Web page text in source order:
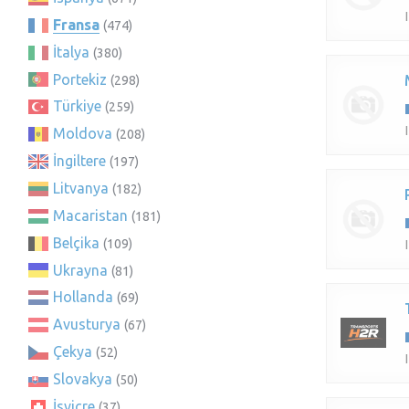
Fransa (474)
İtalya (380)
Portekiz (298)
Türkiye (259)
Moldova (208)
İngiltere (197)
Litvanya (182)
Macaristan (181)
Belçika (109)
Ukrayna (81)
Hollanda (69)
Avusturya (67)
Çekya (52)
Slovakya (50)